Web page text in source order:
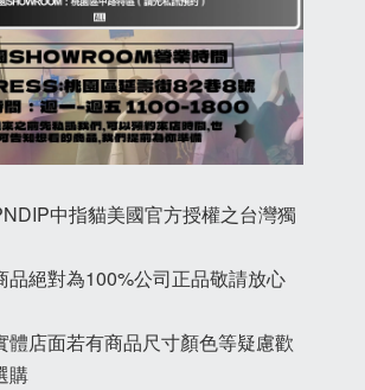
中指貓美國官方授權之台灣獨
品絕對為100%公司正品敬請放心
體店面若有商品尺寸顏色等疑慮歡
購